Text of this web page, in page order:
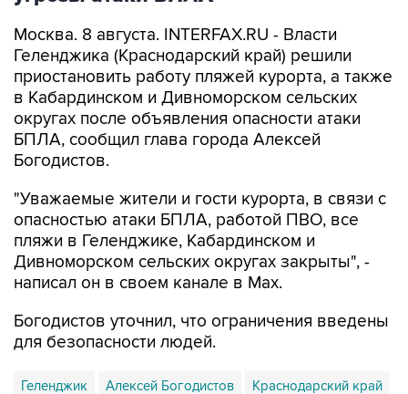
Москва. 8 августа. INTERFAX.RU - Власти
Геленджика (Краснодарский край) решили
приостановить работу пляжей курорта, а также
в Кабардинском и Дивноморском сельских
округах после объявления опасности атаки
БПЛА, сообщил глава города Алексей
Богодистов.
"Уважаемые жители и гости курорта, в связи с
опасностью атаки БПЛА, работой ПВО, все
пляжи в Геленджике, Кабардинском и
Дивноморском сельских округах закрыты", -
написал он в своем канале в Max.
Богодистов уточнил, что ограничения введены
для безопасности людей.
Геленджик Алексей Богодистов Краснодарский край